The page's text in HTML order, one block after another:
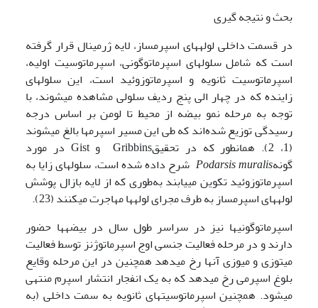
بحث و نتیجه گیری
در قسمت داخلی لوله­های اسپرم­ساز، لایه ژرمینال قرار گرفته
است که شامل سلول­های اسپرماتوگونی، اسپرماتوسیت اولیه،
اسپرماتوسیت ثانویه و اسپرماتوزوئید است، این سلول­های
زاینده که در چهار الی پنج ردیف سلولی مشاهده می­شوند، با
توجه به مرحله نمو بیضه از محیط تا لومن بر اساس درجه
رسیدگی توزیع شده‌اند که طی این مسیر اسپرم­ها بالغ می­شوند
(1، 2). همانطور که در تحقیقGribbins و Gist در مورد
گونهPodarsis muralis شرح داده شده است، سلول­های زایا به
اسپرماتوزوئید تکوین می­یابند به‌طوری که از لایه بازال پوشش
لوله­های اسپرم­ساز به طرف مجرای لوله­ها مهاجرت می­کنند (23).
اسپرماتوگونی­ها نیز در سراسر طول سال در بیضه­ها حضور
دارند و در مرحله فعالیت جنسی اوج اسپرماتوژنز توسط فعالیت
میتوزی و میوزی آن­ها رخ می­دهد همچنین در این مرحله وقایع
بلوغ اسپرمی رخ می­دهد که به یک انفجار انتشار اسپرم منتهی
می­شود. همچنین اسپرماتوسیت­های ثانویه به سمت داخلی (به